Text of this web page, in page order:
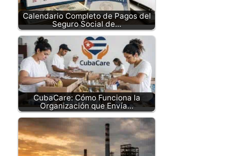
Calendario Completo de Pagos del
Seguro Social de…
CubaCare: Cómo Funciona la
Organización que Envía…